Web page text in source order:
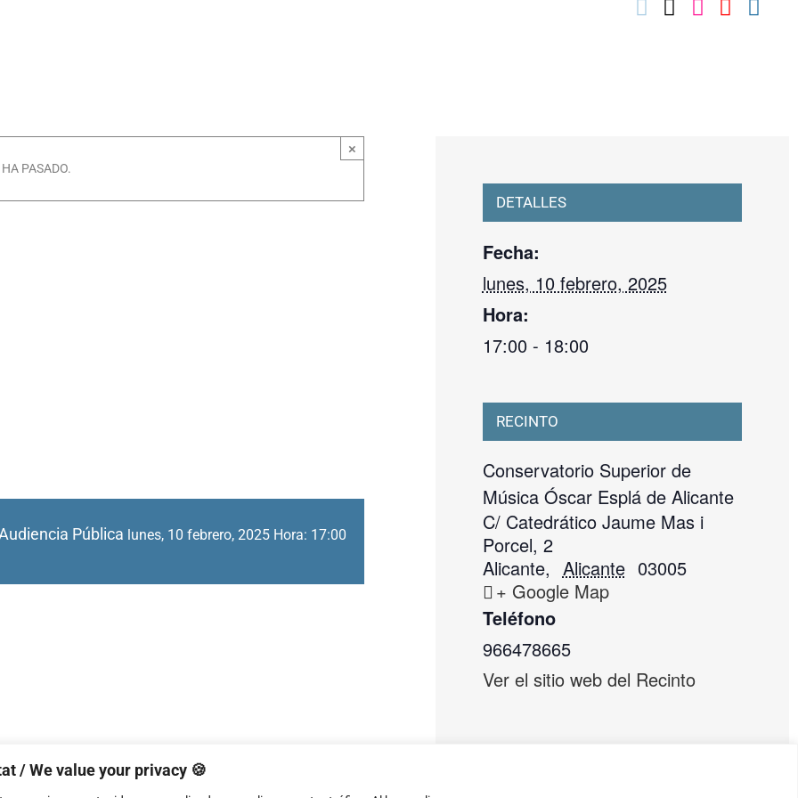
/ We value your privacy 🍪
03010739@iseacv.gva.es
×
PASADO.
Pública lunes, 10 febrero, 2025 Hora: 17:00
DETALLES
Fecha:
lunes, 10 febrero, 2025
Hora:
17:00 - 18:00
RECINTO
Conservatorio Superior de
Música Óscar Esplá de Alicante
C/ Catedrático Jaume Mas i
Porcel, 2
Alicante, Alicante 03005
+ Google Map
Teléfono
966478665
Ver el sitio web del Recinto